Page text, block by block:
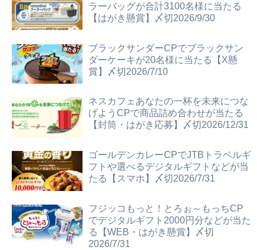
ラーバッグが合計3100名様に当たる
【はがき懸賞】〆切2026/9/30
ブラックサンダーCPでブラックサン
ダーケーキが20名様に当たる【X懸
賞】〆切2026/7/10
ネスカフェあなたの一杯を未来につな
げようCPで商品詰め合わせが当たる
【封筒・はがき応募】〆切2026/12/31
ゴールデンカレーCPでJTBトラベルギ
フトや選べるデジタルギフトなどが当
たる【スマホ】〆切2026/7/31
フジッコもっと！とろぉ～もっちCP
でデジタルギフト2000円分などが当た
る【WEB・はがき懸賞】〆切
2026/7/31